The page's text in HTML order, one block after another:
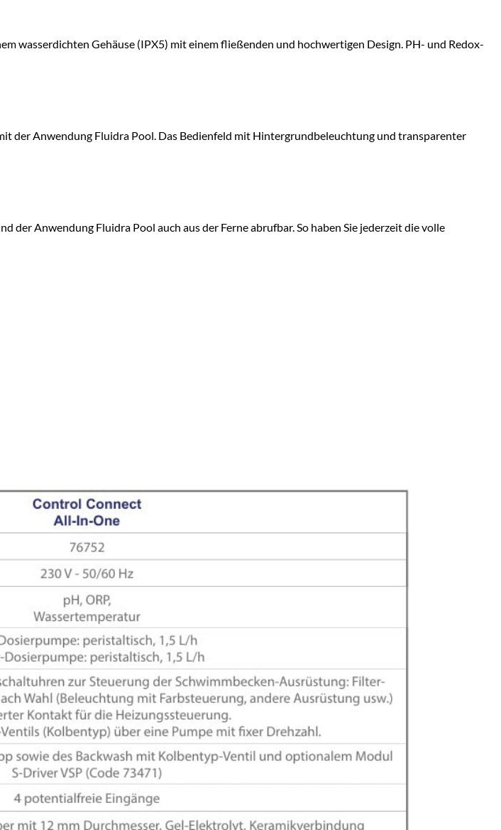
wasserdichten Gehäuse (IPX5) mit einem fließenden und hochwertigen Design. PH- und Redox-
der Anwendung Fluidra Pool. Das Bedienfeld mit Hintergrundbeleuchtung und transparenter
Anwendung Fluidra Pool auch aus der Ferne abrufbar. So haben Sie jederzeit die volle